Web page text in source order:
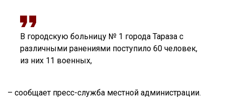
В городскую больницу № 1 города Тараза с
различными ранениями поступило 60 человек,
из них 11 военных,
– сообщает пресс-служба местной администрации.